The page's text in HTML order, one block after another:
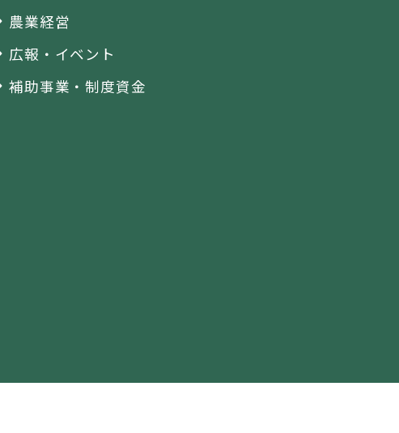
農業経営
広報・イベント
補助事業・制度資金